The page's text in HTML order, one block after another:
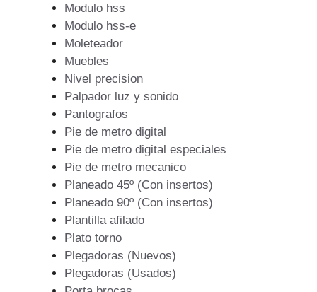
Modulo hss
Modulo hss-e
Moleteador
Muebles
Nivel precision
Palpador luz y sonido
Pantografos
Pie de metro digital
Pie de metro digital especiales
Pie de metro mecanico
Planeado 45º (Con insertos)
Planeado 90º (Con insertos)
Plantilla afilado
Plato torno
Plegadoras (Nuevos)
Plegadoras (Usados)